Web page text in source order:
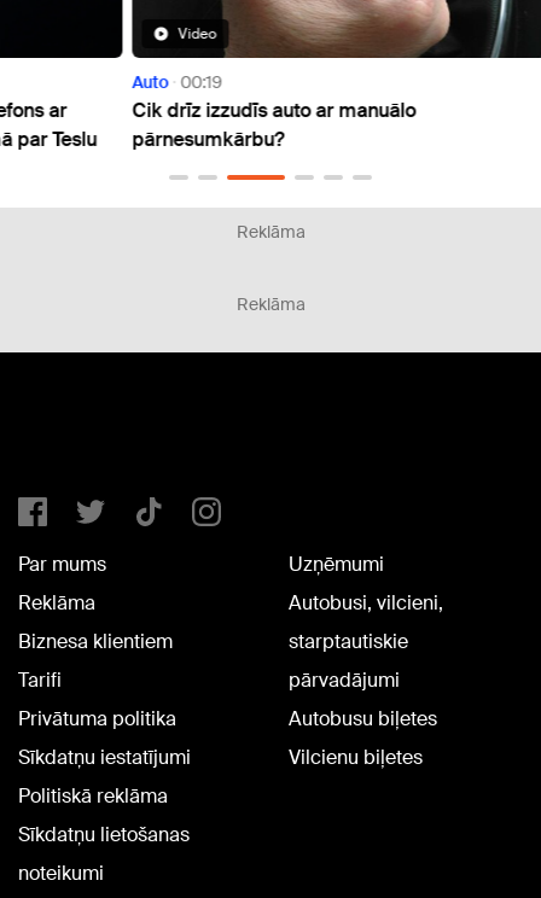
00:19
Cik drīz izzudīs auto ar manuālo
pārnesumkārbu?
Reklāma
Reklāma
Par mums
Reklāma
Biznesa klientiem
Tarifi
Privātuma politika
Sīkdatņu iestatījumi
Politiskā reklāma
Sīkdatņu lietošanas
noteikumi
Uzņēmumi
Autobusi, vilcieni,
starptautiskie
pārvadājumi
Autobusu biļetes
Vilcienu biļetes